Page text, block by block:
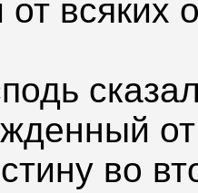
всяких
во